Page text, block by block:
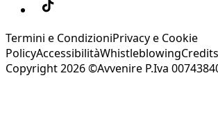
Termini e CondizioniPrivacy e Cookie
PolicyAccessibilitàWhistleblowingCredits
Copyright 2026 ©Avvenire P.Iva